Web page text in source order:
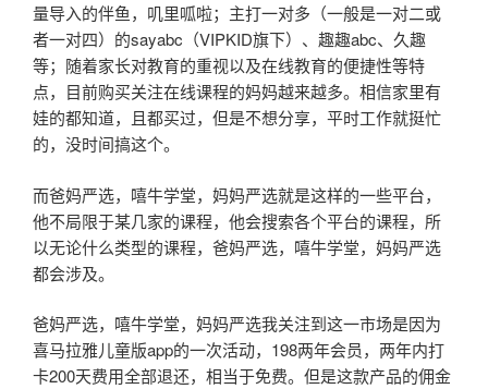
量导入的伴鱼，叽里呱啦；主打一对多（一般是一对二或
者一对四）的sayabc（VIPKID旗下）、趣趣abc、久趣
等；随着家长对教育的重视以及在线教育的便捷性等特
点，目前购买关注在线课程的妈妈越来越多。相信家里有
娃的都知道，且都买过，但是不想分享，平时工作就挺忙
的，没时间搞这个。
而爸妈严选，嘻牛学堂，妈妈严选就是这样的一些平台，
他不局限于某几家的课程，他会搜索各个平台的课程，所
以无论什么类型的课程，爸妈严选，嘻牛学堂，妈妈严选
都会涉及。
爸妈严选，嘻牛学堂，妈妈严选我关注到这一市场是因为
喜马拉雅儿童版app的一次活动，198两年会员，两年内打
卡200天费用全部退还，相当于免费。但是这款产品的佣金